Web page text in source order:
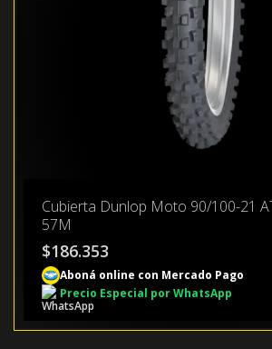
Cubierta Dunlop Moto 90/100-21
57M
$186.353
Aboná online con Mercado Pago
Precio Especial por WhatsApp